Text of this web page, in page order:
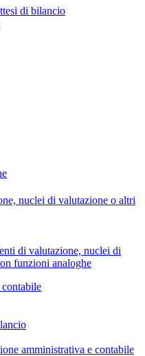
di bilancio
nuclei di valutazione o altri
di valutazione, nuclei di
funzioni analoghe
amministrativa e contabile